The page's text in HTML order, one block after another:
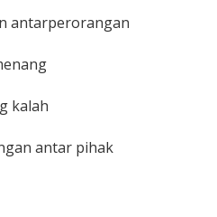
antarperorangan
kalah
antar pihak